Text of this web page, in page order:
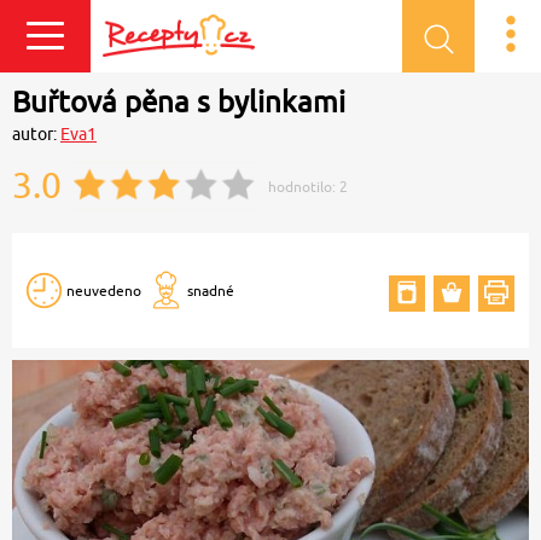
Přihlásit se
Buřtová pěna s bylinkami
autor: Eva1
3.0 hodnotilo: 2
neuvedeno snadné